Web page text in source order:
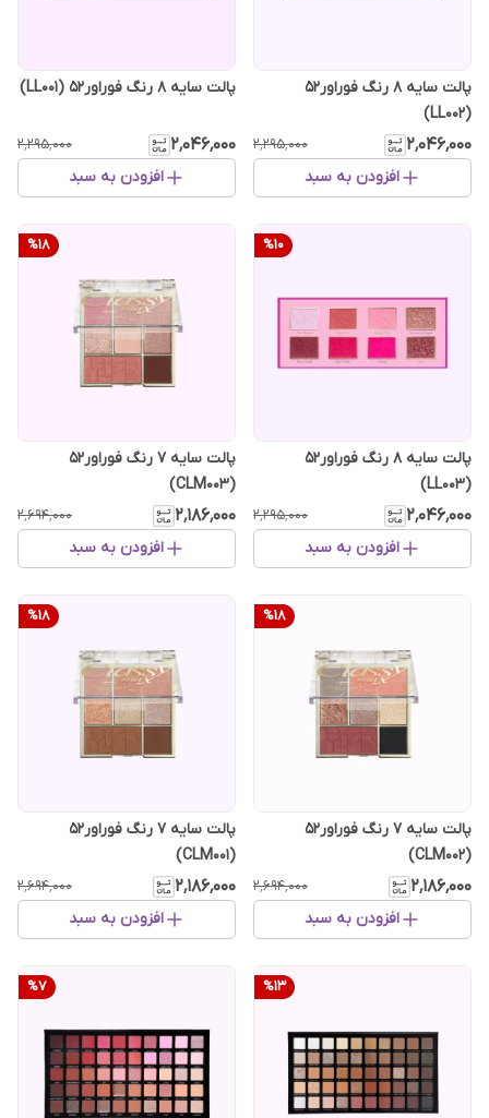
پالت سایه 8 رنگ فوراور52
(LL002)
۲٬۰۴۶٬۰۰۰ ۲٬۲۹۵٬۰۰۰
افزودن به سبد
پالت سایه 8 رنگ فوراور52 (LL001)
۲٬۰۴۶٬۰۰۰ ۲٬۲۹۵٬۰۰۰
افزودن به سبد
%10
پالت سایه 8 رنگ فوراور52
(LL003)
۲٬۰۴۶٬۰۰۰ ۲٬۲۹۵٬۰۰۰
افزودن به سبد
%18
پالت سایه 7 رنگ فوراور52
(CLM003)
۲٬۱۸۶٬۰۰۰ ۲٬۶۹۴٬۰۰۰
افزودن به سبد
%18
پالت سایه 7 رنگ فوراور52
(CLM002)
۲٬۱۸۶٬۰۰۰ ۲٬۶۹۴٬۰۰۰
افزودن به سبد
%18
پالت سایه 7 رنگ فوراور52
(CLM001)
۲٬۱۸۶٬۰۰۰ ۲٬۶۹۴٬۰۰۰
افزودن به سبد
%13
%7